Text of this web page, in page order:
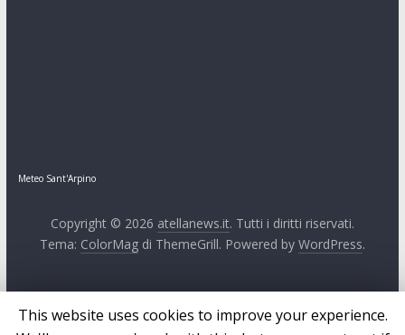
Meteo Sant'Arpino
Copyright © 2026 atellanews.it. Tutti i diritti riservati.
Tema: ColorMagdi ThemeGrill. Powered by WordPress.
This website uses cookies to improve your experience.